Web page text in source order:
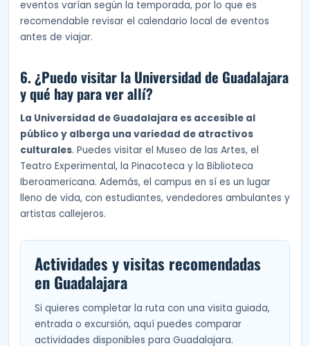
eventos varían según la temporada, por lo que es
recomendable revisar el calendario local de eventos
antes de viajar.
6. ¿Puedo visitar la Universidad de Guadalajara
y qué hay para ver allí?
La Universidad de Guadalajara es accesible al
público y alberga una variedad de atractivos
culturales. Puedes visitar el Museo de las Artes, el
Teatro Experimental, la Pinacoteca y la Biblioteca
Iberoamericana. Además, el campus en sí es un lugar
lleno de vida, con estudiantes, vendedores ambulantes y
artistas callejeros.
Actividades y visitas recomendadas
en Guadalajara
Si quieres completar la ruta con una visita guiada,
entrada o excursión, aquí puedes comparar
actividades disponibles para Guadalajara.